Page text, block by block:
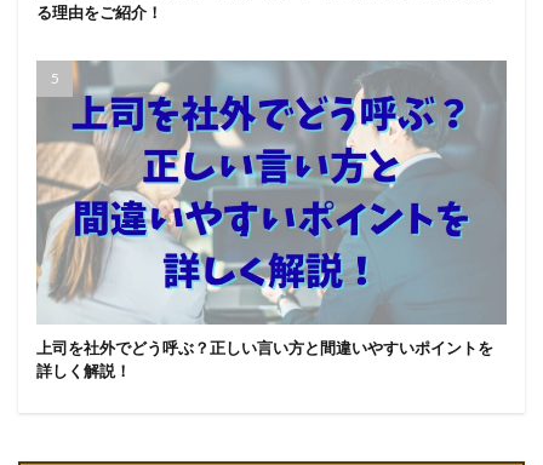
る理由をご紹介！
上司を社外でどう呼ぶ？正しい言い方と間違いやすいポイントを
詳しく解説！